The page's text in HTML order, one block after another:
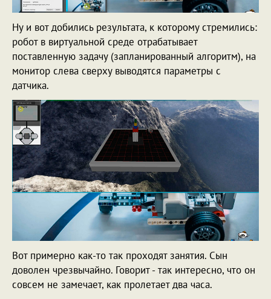
Ну и вот добились результата, к которому стремились:
робот в виртуальной среде отрабатывает
поставленную задачу (запланированный алгоритм), на
монитор слева сверху выводятся параметры с
датчика.
Вот примерно как-то так проходят занятия. Сын
доволен чрезвычайно. Говорит - так интересно, что он
совсем не замечает, как пролетает два часа.